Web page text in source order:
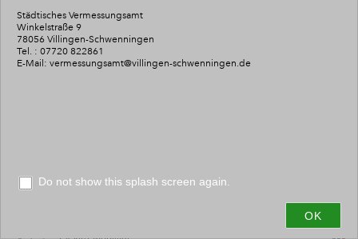
Esri, FAO, NOAA, USGS
0 3 6km
Bauen
Baustellen
Städtisches Vermessungsamt
Winkelstraße 9
78056 Villingen-Schwenningen
Tel. : 07720 822861
E-Mail: vermessungsamt@villingen-schwenningen.de
Do not show this splash screen again.
OK